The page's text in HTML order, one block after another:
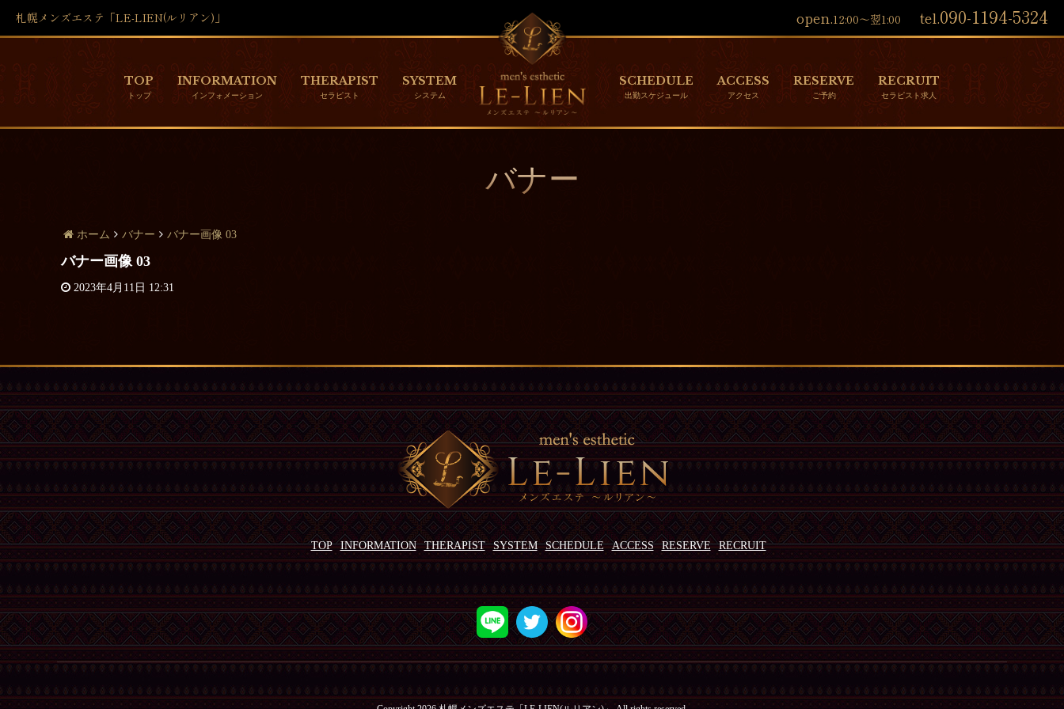
札幌メンズエステ「LE-LIEN(ルリアン)」 open.12:00～翌1:00 tel.090-1194-5324
TOP INFORMATION THERAPIST SYSTEM SCHEDULE ACCESS RESERVE RECRUIT
バナー
ホーム バナー バナー画像 03
バナー画像 03
2023年4月11日 12:31
TOP INFORMATION THERAPIST SYSTEM SCHEDULE ACCESS RESERVE RECRUIT